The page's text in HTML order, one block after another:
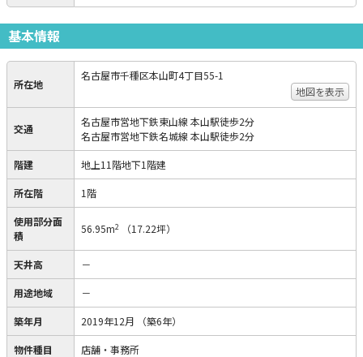
基本情報
所在地
名古屋市千種区本山町4丁目55-1
地図を表示
交通
名古屋市営地下鉄東山線 本山駅徒歩2分
名古屋市営地下鉄名城線 本山駅徒歩2分
階建 地上11階地下1階建
所在階 1階
使用部分面
積
56.95m2 （17.22坪）
天井高 －
用途地域 －
築年月 2019年12月 （築6年）
物件種目 店舗・事務所